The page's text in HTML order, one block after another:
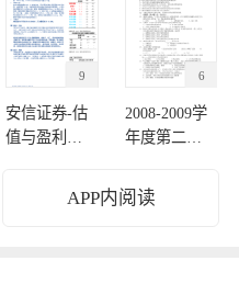
9
安信证券-估
值与盈利监
6
2008-2009学
年度第二学
试卷
APP内阅读